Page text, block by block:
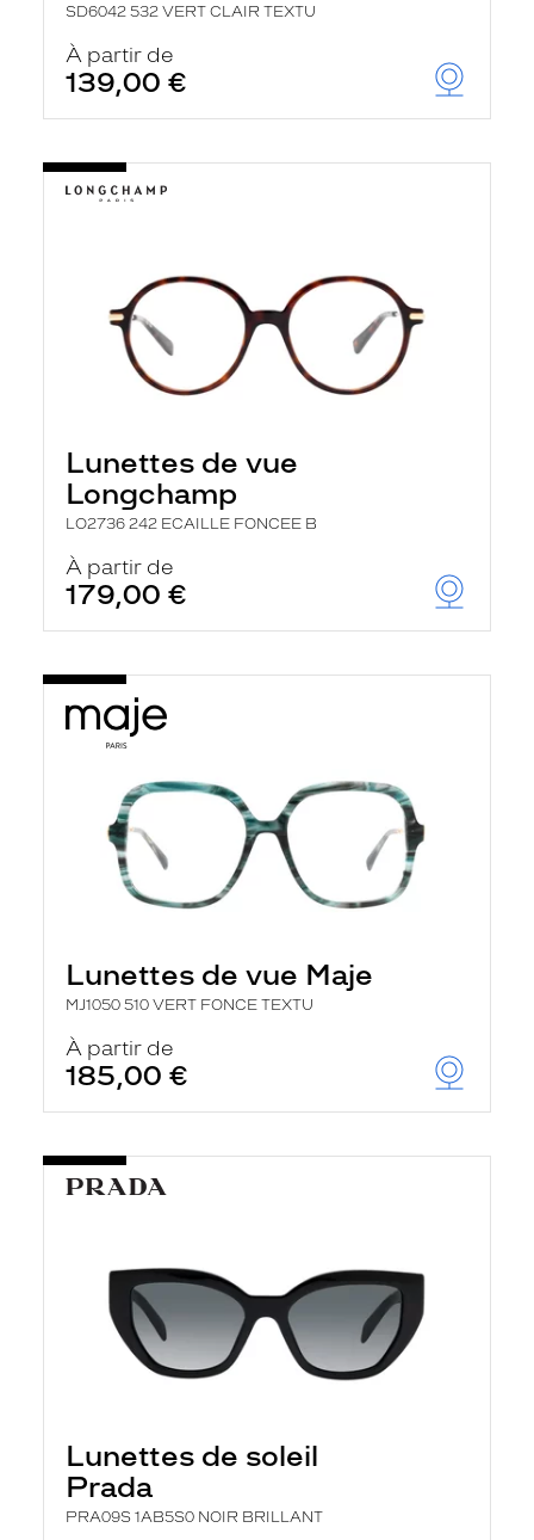
SD6042 532 VERT CLAIR TEXTU
À partir de
139,00 €
Lunettes de vue
Longchamp
LO2736 242 ECAILLE FONCEE B
À partir de
179,00 €
Lunettes de vue Maje
MJ1050 510 VERT FONCE TEXTU
À partir de
185,00 €
Lunettes de soleil
Prada
PRA09S 1AB5S0 NOIR BRILLANT